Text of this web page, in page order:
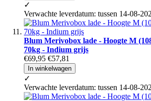
✓
Verwachte leverdatum: tussen 14-08-
Blum Merivobox lade - Hoogte M
70kg - Indium grijs
€69,95 €57,81
In winkelwagen
✓
Verwachte leverdatum: tussen 14-08-